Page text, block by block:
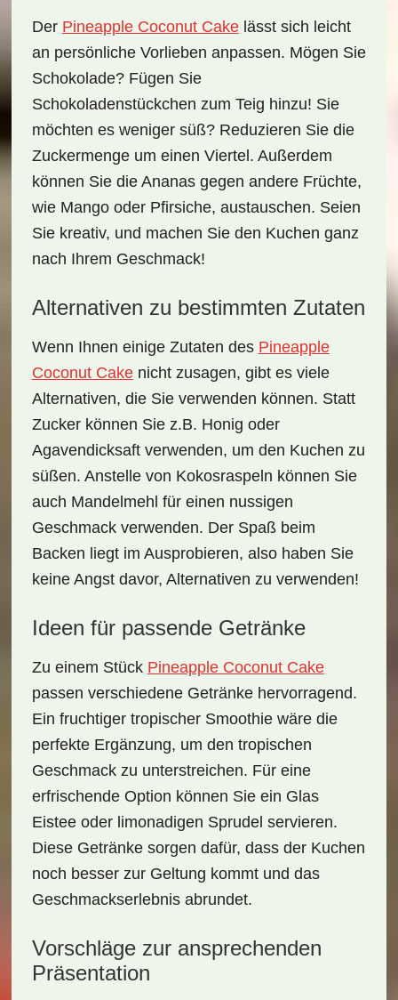
Der Pineapple Coconut Cakelässt sich leicht
an persönliche Vorlieben anpassen. Mögen Sie
Schokolade? Fügen Sie
Schokoladenstückchen zum Teig hinzu! Sie
möchten es weniger süß? Reduzieren Sie die
Zuckermenge um einen Viertel. Außerdem
können Sie die Ananas gegen andere Früchte,
wie Mangooder Pfirsiche, austauschen. Seien
Sie kreativ, und machen Sie den Kuchen ganz
nach Ihrem Geschmack!
Alternativen zu bestimmten Zutaten
Wenn Ihnen einige Zutaten des Pineapple
Coconut Cakenicht zusagen, gibt es viele
Alternativen, die Sie verwenden können. Statt
Zucker können Sie z.B. Honig oder
Agavendicksaft verwenden, um den Kuchen zu
süßen. Anstelle von Kokosraspeln können Sie
auch Mandelmehl für einen nussigen
Geschmack verwenden. Der Spaß beim
Backen liegt im Ausprobieren, also haben Sie
keine Angst davor, Alternativen zu verwenden!
Ideen für passende Getränke
Zu einem Stück Pineapple Coconut Cake
passen verschiedene Getränke hervorragend.
Ein fruchtiger tropischer Smoothiewäre die
perfekte Ergänzung, um den tropischen
Geschmack zu unterstreichen. Für eine
erfrischende Option können Sie ein Glas
Eisteeoder limonadigen Sprudel servieren.
Diese Getränke sorgen dafür, dass der Kuchen
noch besser zur Geltung kommt und das
Geschmackserlebnis abrundet.
Vorschläge zur ansprechenden
Präsentation